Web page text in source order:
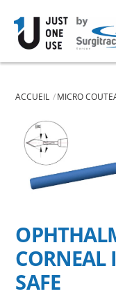
content
ACCUEIL MICRO
SAFE